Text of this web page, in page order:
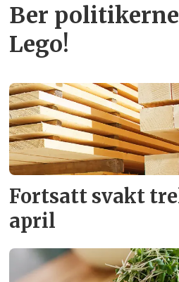
Ber
Lego!
Fortsatt svakt
april